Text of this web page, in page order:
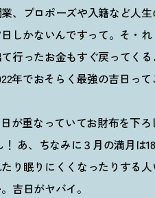
、プロポーズや入籍など人
しかないんですって。そ・
行ったお金もすぐ戻ってく
年でおそらく最強の吉日っ
が重なっていてお財布を下
！ あ、ちなみに３月の満月は
り眠りにくくなったりする
吉日がヤバイ。